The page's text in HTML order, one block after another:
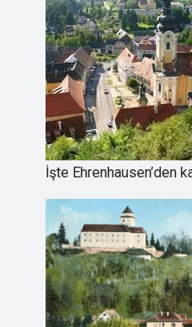
İşte Ehrenhausen’den